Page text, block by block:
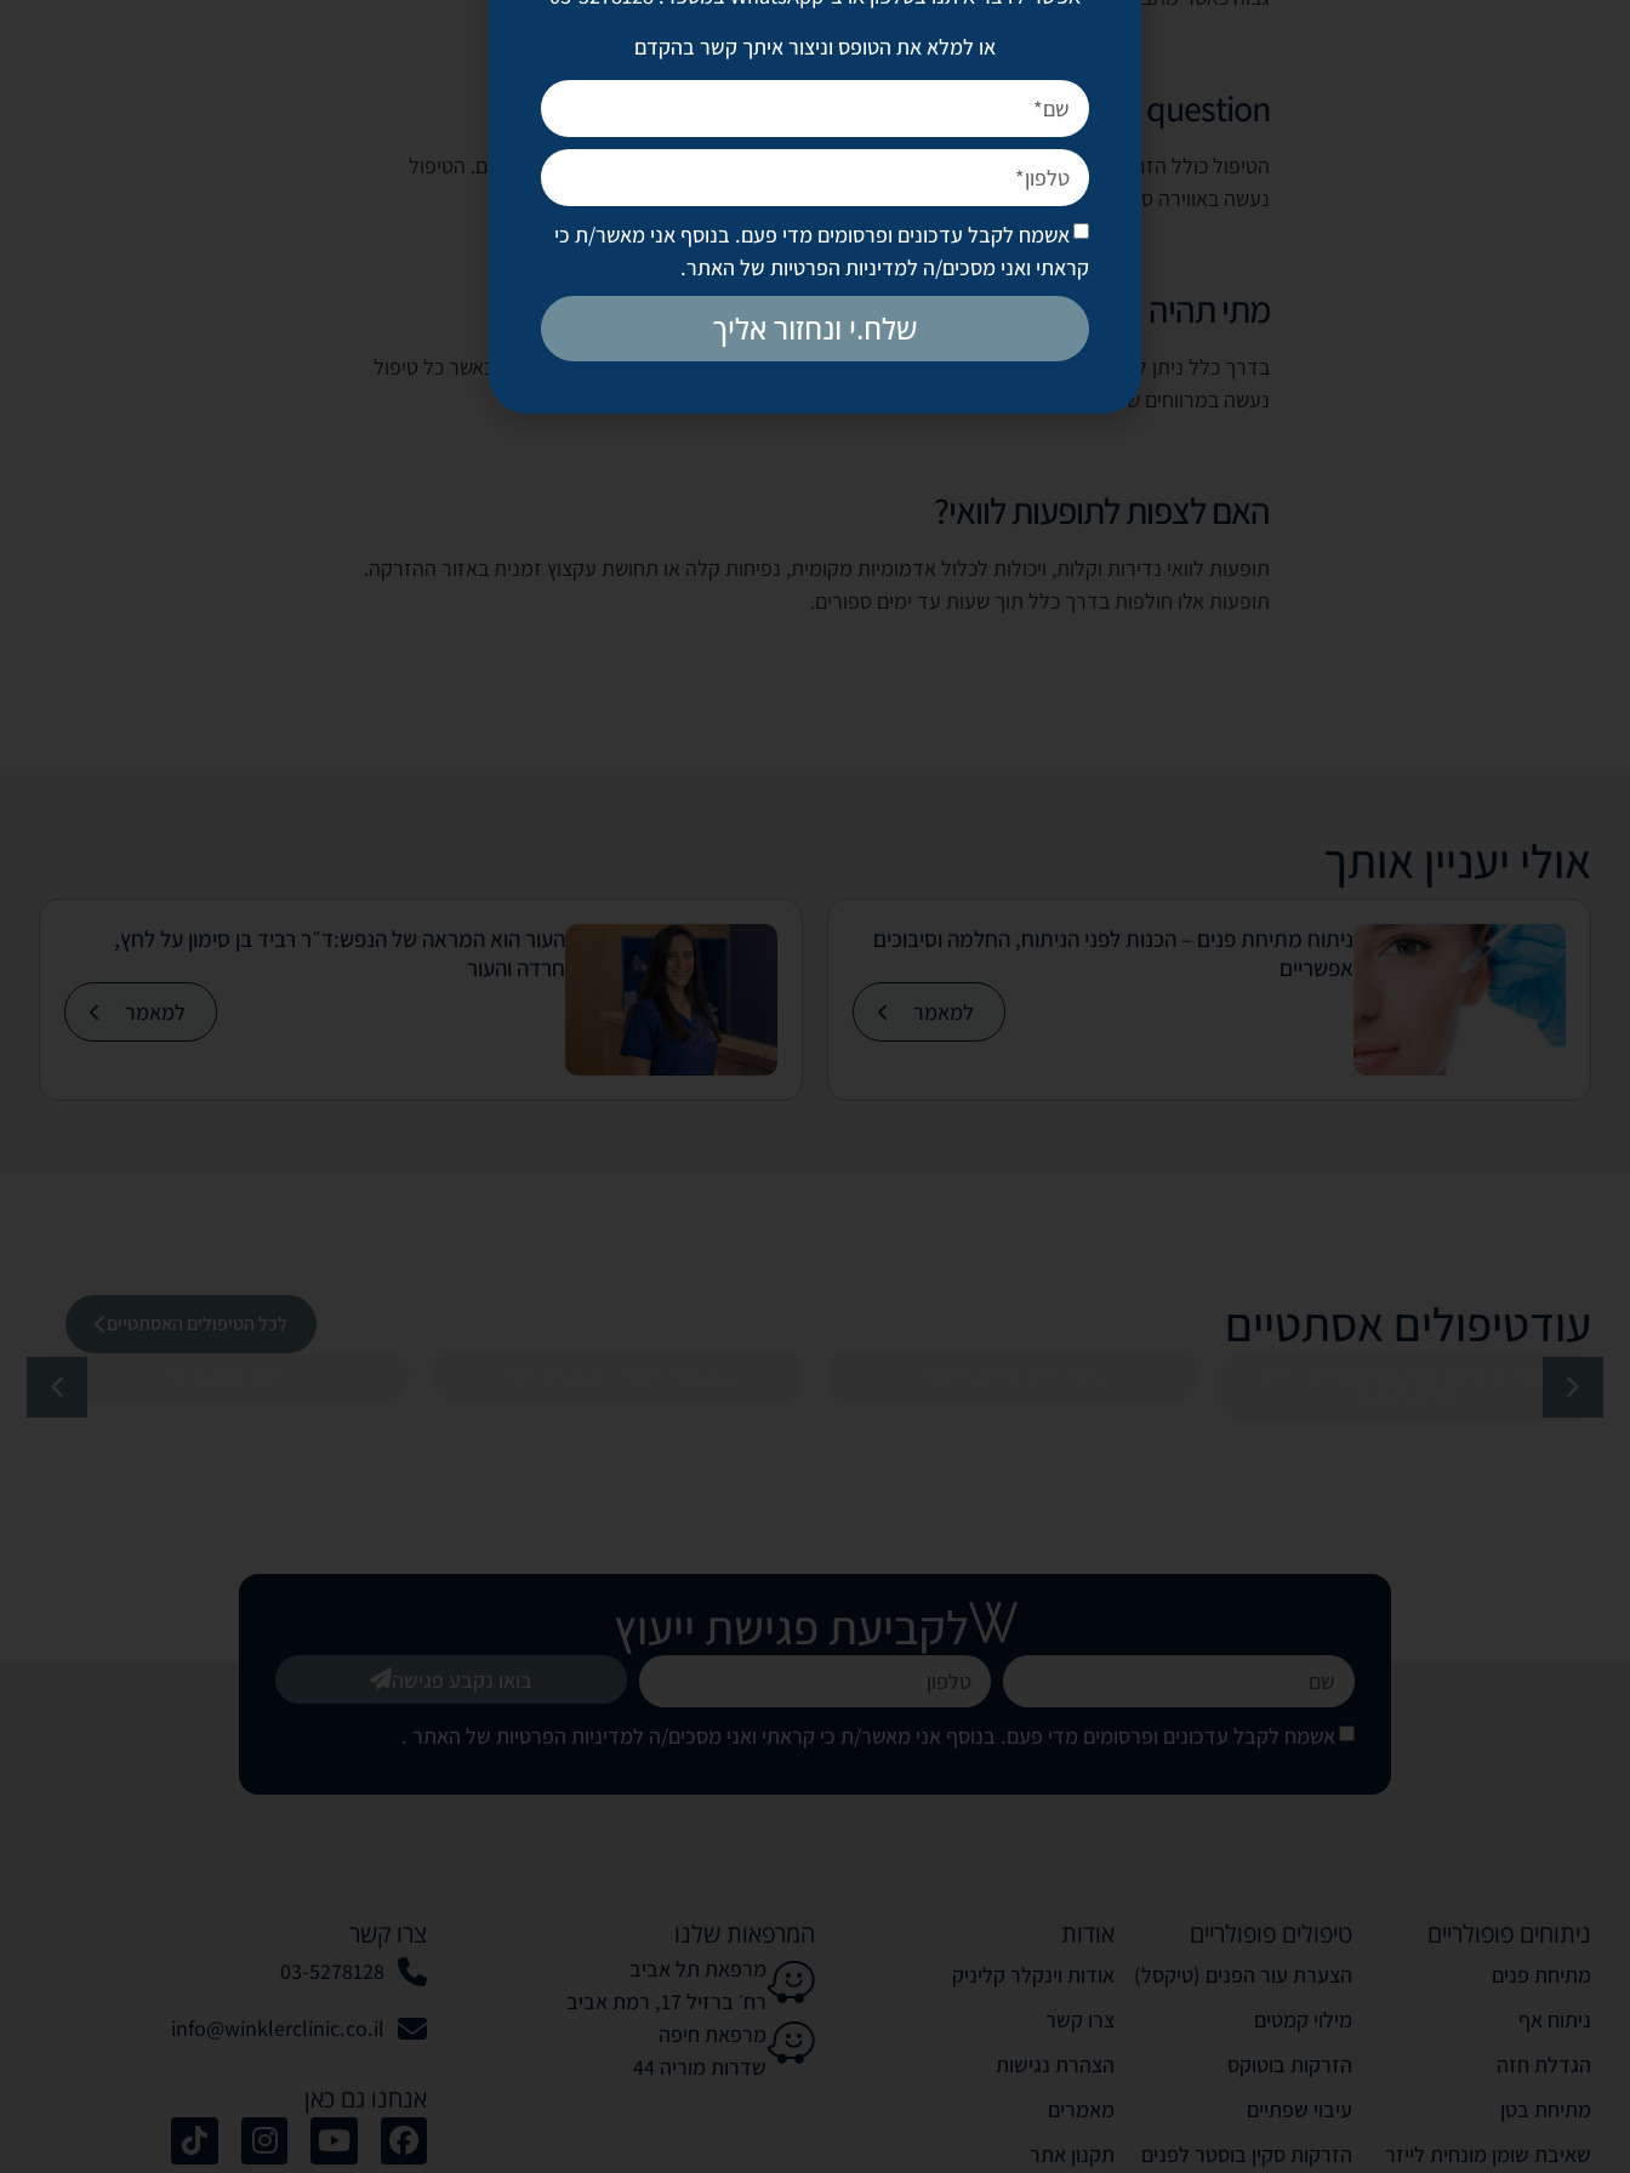
question
הטיפול כולל הזרקה של קומפלקס CellBooster לקרקפת, באמצעות מחטים עדינות באזורי הזקיקים. הטיפול
נעשה באווירה סטרילית ונמשך כ-30-45 דקות.
מתי תהיה התוצאה נראית לעין?
בדרך כלל ניתן להתחיל לראות שיפור בצמיחת השיער ובבריאות הקרקפת כבר לאחר 4-6 טיפולים, כאשר כל טיפול
נעשה במרווחים שנקבעים על ידי המטפל.
האם לצפות לתופעות לוואי?
תופעות לוואי נדירות וקלות, ויכולות לכלול אדמומיות מקומית, נפיחות קלה או תחושת עקצוץ זמנית באזור ההזרקה.
תופעות אלו חולפות בדרך כלל תוך שעות עד ימים ספורים.
אולי יעניין אותך
ניתוח מתיחת פנים – הכנות לפני הניתוח, החלמה וסיבוכים
אפשריים
למאמר
העור הוא המראה של הנפש:ד״ר רביד בן סימון על לחץ,
חרדה והעור
למאמר
עודטיפולים אסתטיים לכל הטיפולים האסתטיים
לקביעת פגישת ייעוץ
אשמח לקבל עדכונים ופרסומים מדי פעם. בנוסף אני מאשר/ת כי קראתי ואני מסכים/ה למדיניות הפרטיות של האתר .
בואו נקבע פגישה
ניתוחים פופולריים
מתיחת פנים
ניתוח אף
הגדלת חזה
מתיחת בטן
שאיבת שומן מונחית לייזר
טיפולים פופולריים
הצערת עור הפנים (טיקסל)
מילוי קמטים
הזרקות בוטוקס
עיבוי שפתיים
הזרקות סקין בוסטר לפנים
אודות
אודות וינקלר קליניק
צרו קשר
הצהרת נגישות
מאמרים
תקנון אתר
המרפאות שלנו
מרפאת תל אביב
רח׳ ברזיל 17, רמת אביב
מרפאת חיפה
שדרות מוריה 44
צרו קשר
03-5278128
info@winklerclinic.co.il
אנחנו גם כאן
או למלא את הטופס וניצור איתך קשר בהקדם
אשמח לקבל עדכונים ופרסומים מדי פעם. בנוסף אני מאשר/ת כי
קראתי ואני מסכים/ה למדיניות הפרטיות של האתר.
שלח.י ונחזור אליך